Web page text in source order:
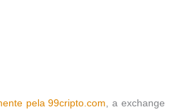
pela 99cripto.com, a exchange